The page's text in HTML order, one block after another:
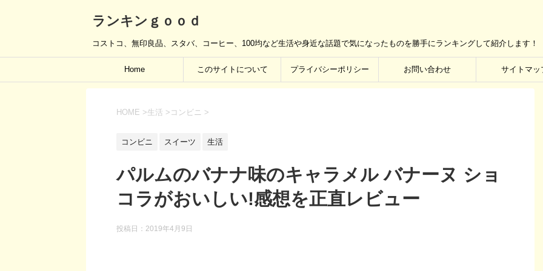
ランキンｇｏｏｄ
コストコ、無印良品、スタバ、コーヒー、100均など生活や身近な話題で気になったものを勝手にランキングして紹介します！
Home このサイトについて プライバシーポリシー お問い合わせ サイトマッ
HOME >生活 > コンビニ >
コンビニ スイーツ 生活
パルムのバナナ味のキャラメル バナーヌ ショ
コラがおいしい!感想を正直レビュー
投稿日： 2019年4月9日